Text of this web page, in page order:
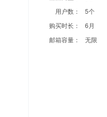
用户数：
5个
购买时长：
6月
邮箱容量：
无限